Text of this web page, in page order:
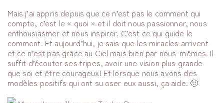
Mais j’ai appris depuis que ce n’est pas le comment qui
compte, c’est le « quoi » et il doit nous passionner, nous
enthousiasmer et nous inspirer. C’est ce qui guide le
comment. Et aujourd’hui, je sais que les miracles arrivent
et ce n’est pas grâce au Ciel mais bien par nous-mêmes. Il
suffit d’écouter ses tripes, avoir une vision plus grande
que soi et être courageux! Et lorsque nous avons des
modèles positifs qui ont su oser eux aussi, ça aide. 🙂